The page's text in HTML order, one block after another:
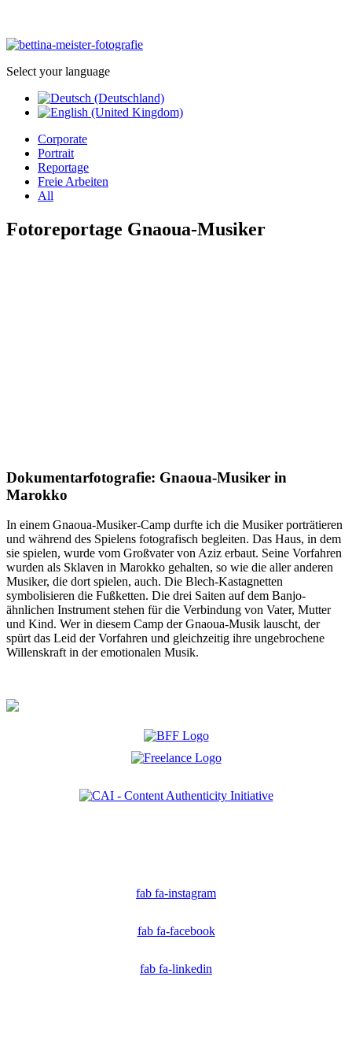
Select your language
Corporate
Portrait
Reportage
Freie Arbeiten
All
Fotoreportage Gnaoua-Musiker
Dokumentarfotografie: Gnaoua-Musiker in
Marokko
In einem Gnaoua-Musiker-Camp durfte ich die Musiker porträtieren
und während des Spielens fotografisch begleiten. Das Haus, in dem
sie spielen, wurde vom Großvater von Aziz erbaut. Seine Vorfahren
wurden als Sklaven in Marokko gehalten, so wie die aller anderen
Musiker, die dort spielen, auch. Die Blech-Kastagnetten
symbolisieren die Fußketten. Die drei Saiten auf dem Banjo-
ähnlichen Instrument stehen für die Verbindung von Vater, Mutter
und Kind. Wer in diesem Camp der Gnaoua-Musik lauscht, der
spürt das Leid der Vorfahren und gleichzeitig ihre ungebrochene
Willenskraft in der emotionalen Musik.
fab fa-instagram
fab fa-facebook
fab fa-linkedin